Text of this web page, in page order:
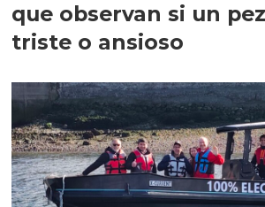
que observan si un
triste o ansioso